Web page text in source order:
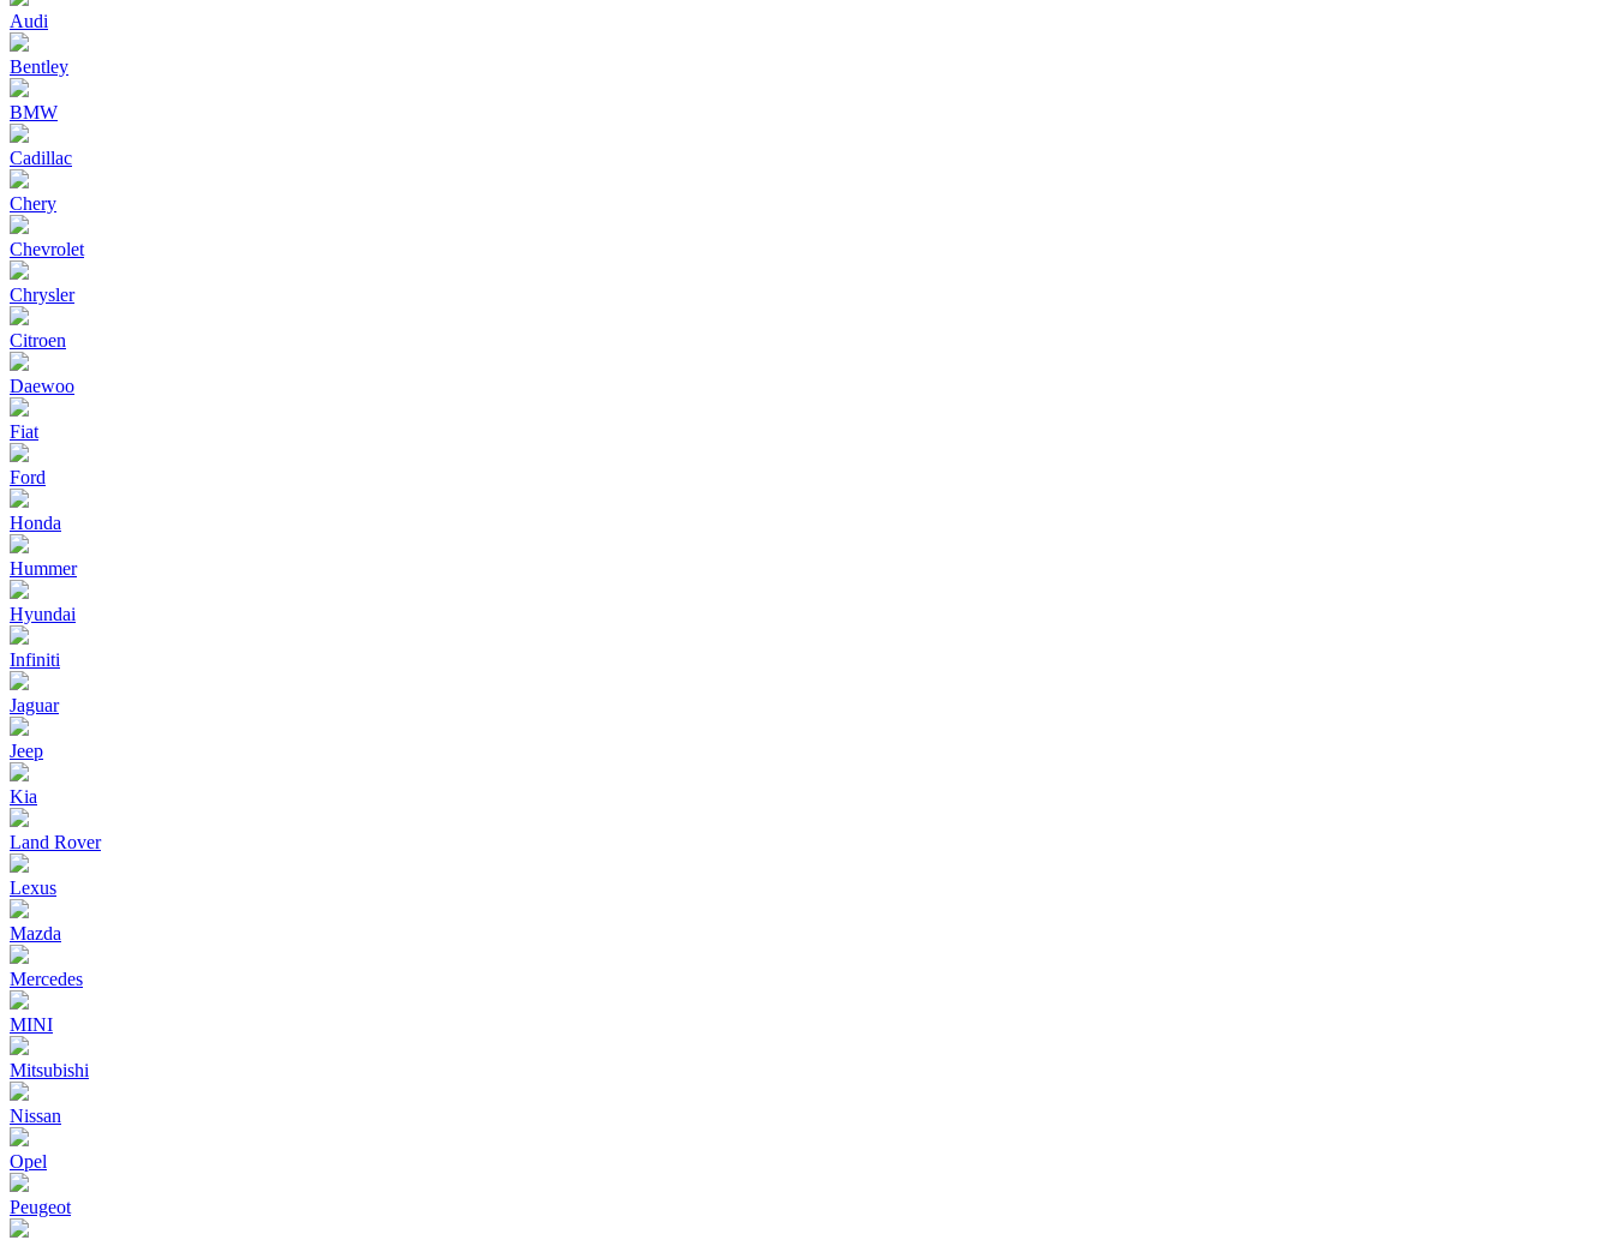
Audi
Bentley
BMW
Cadillac
Chery
Chevrolet
Chrysler
Citroen
Daewoo
Fiat
Ford
Honda
Hummer
Hyundai
Infiniti
Jaguar
Jeep
Kia
Land Rover
Lexus
Mazda
Mercedes
MINI
Mitsubishi
Nissan
Opel
Peugeot